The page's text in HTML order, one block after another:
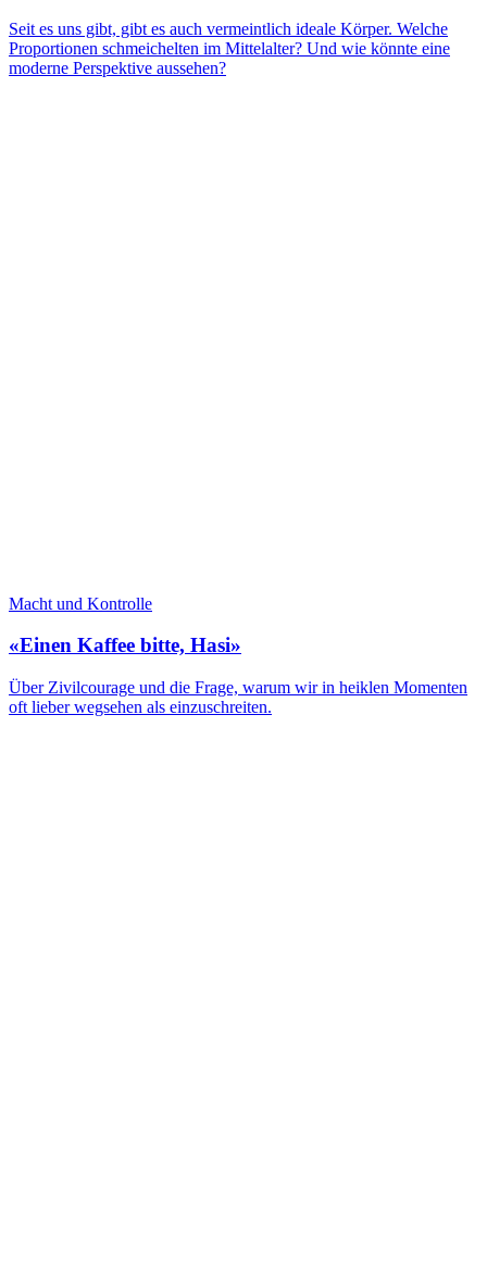
Seit es uns gibt, gibt es auch vermeintlich ideale Körper. Welche
Proportionen schmeichelten im Mittelalter? Und wie könnte eine
moderne Perspektive aussehen?
Macht und Kontrolle
«Einen Kaffee bitte, Hasi»
Über Zivilcourage und die Frage, warum wir in heiklen Momenten
oft lieber wegsehen als einzuschreiten.